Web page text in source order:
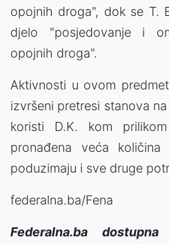
opojnih droga", dok se T.
djelo "posjedovanje i
opojnih droga".
Aktivnosti u ovom
izvršeni pretresi stanova
koristi D.K. kom
pronađena veća
poduzimaju i sve druge
federalna.ba/Fena
Federalna.ba